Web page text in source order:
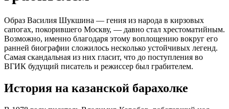
Образ Василия Шукшина — гения из народа в кирзовых
сапогах, покорившего Москву, — давно стал хрестоматийным.
Возможно, именно благодаря этому воплощению вокруг его
ранней биографии сложилось несколько устойчивых легенд.
Самая скандальная из них гласит, что до поступления во
ВГИК будущий писатель и режиссер был грабителем.
История на казанской барахолке